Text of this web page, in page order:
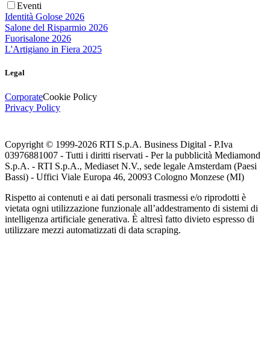
Eventi
Identità Golose 2026
Salone del Risparmio 2026
Fuorisalone 2026
L'Artigiano in Fiera 2025
Legal
CorporateCookie Policy
Privacy Policy
Copyright © 1999-2026 RTI S.p.A. Business Digital - P.Iva
03976881007 - Tutti i diritti riservati - Per la pubblicità Mediamond
S.p.A. - RTI S.p.A., Mediaset N.V., sede legale Amsterdam (Paesi
Bassi) - Uffici Viale Europa 46, 20093 Cologno Monzese (MI)
Rispetto ai contenuti e ai dati personali trasmessi e/o riprodotti è
vietata ogni utilizzazione funzionale all’addestramento di sistemi di
intelligenza artificiale generativa. È altresì fatto divieto espresso di
utilizzare mezzi automatizzati di data scraping.